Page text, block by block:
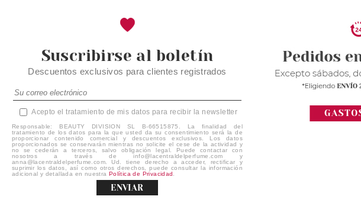
Suscribirse al boletín
Descuentos exclusivos para clientes registrados
Acepto el tratamiento de mis datos para recibir la newsletter
Responsable: BEAUTY DIVISION SL B-66515875. La finalidad del
tratamiento de los datos para la que usted da su consentimiento será la de
proporcionar contenido comercial y descuentos exclusivos. Los datos
proporcionados se conservarán mientras no solicite el cese de la actividad y
no se cederán a terceros, salvo obligación legal. Puede contactar con
nosotros a través de info@lacentraldelperfume.com y
anna@lacentraldelperfume.com. Ud. tiene derecho a acceder, rectificar y
suprimir los datos, así como otros derechos, puede consultar la información
adicional y detallada en nuestra Política de Privacidad
ENVIAR